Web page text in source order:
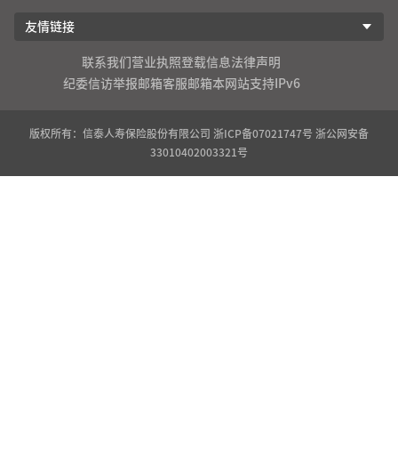
友情链接
联系我们 营业执照登载信息法律声明
纪委信访举报邮箱客服邮箱本网站支持IPv6
版权所有：信泰人寿保险股份有限公司 浙ICP备07021747号 浙公网安备
33010402003321号